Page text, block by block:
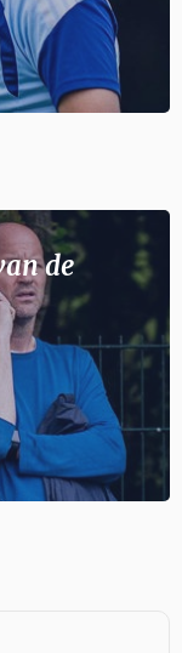
de